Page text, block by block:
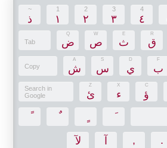
~
ذ
1
١
2
٢
3
٣
4
٤
Tab
Q
ض
W
ص
E
ث
R
ق
Copy
A
ش
S
س
D
ي
F
ب
Search in
Google
Z
ئ
X
ء
C
ؤ
لآ , .